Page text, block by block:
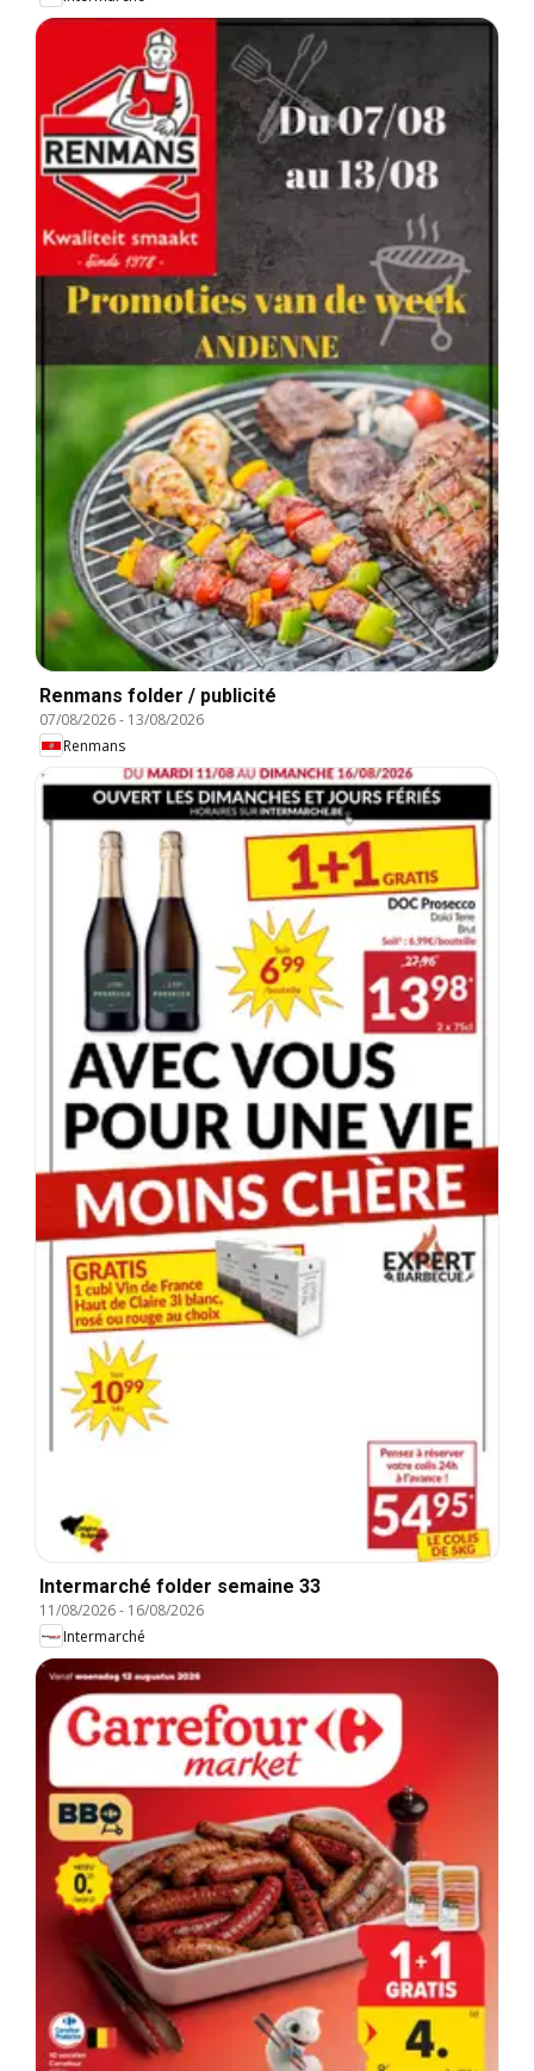
Renmans folder / publicité
07/08/2026- 13/08/2026
Renmans
Intermarché folder semaine 33
11/08/2026- 16/08/2026
Intermarché